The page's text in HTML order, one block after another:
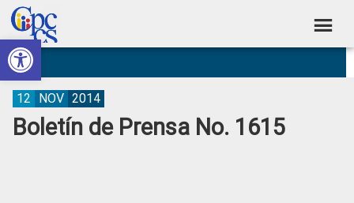
Abrir barra de herramientas
Skip
to
primary
navigation
Skip
to
main
content
Skip
to
primary
sidebar
Skip
to
footer
Consejo
de
Participación
Ciudadana
Construyendo
Poder
Ciudadano
Boletín de Prensa No. 1615
12 NOV 2014